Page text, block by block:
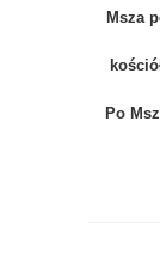
Msza
Po